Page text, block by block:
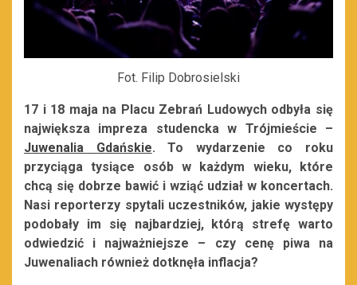
Fot. Filip Dobrosielski
17 i 18 maja na Placu Zebrań Ludowych odbyła się
największa impreza studencka w Trójmieście –
Juwenalia Gdańskie. To wydarzenie co roku
przyciąga tysiące osób w każdym wieku, które
chcą się dobrze bawić i wziąć udział w koncertach.
Nasi reporterzy spytali uczestników, jakie występy
podobały im się najbardziej, którą strefę warto
odwiedzić i najważniejsze – czy cenę piwa na
Juwenaliach również dotknęła inflacja?